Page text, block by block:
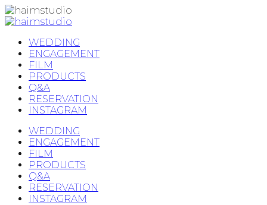
WEDDING
ENGAGEMENT
FILM
PRODUCTS
Q&A
RESERVATION
INSTAGRAM
WEDDING
ENGAGEMENT
FILM
PRODUCTS
Q&A
RESERVATION
INSTAGRAM